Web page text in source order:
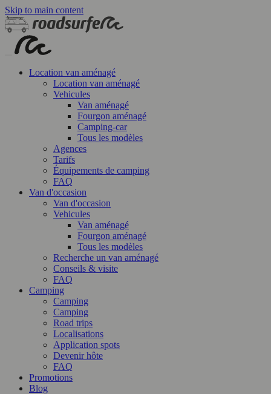
Skip to main content
Location van aménagé
Location van aménagé
Vehicules
Van aménagé
Fourgon aménagé
Camping-car
Tous les modèles
Agences
Tarifs
Équipements de camping
FAQ
Van d'occasion
Van d'occasion
Vehicules
Van aménagé
Fourgon aménagé
Tous les modèles
Recherche un van aménagé
Conseils & visite
FAQ
Camping
Camping
Camping
Road trips
Localisations
Application spots
Devenir hôte
FAQ
Promotions
Blog